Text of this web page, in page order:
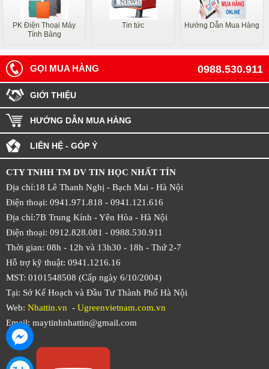
PK Điện Thoại Máy
Tính Bảng
Tin tức Hướng Dẫn Mua Hàng
0988.530.911
GỌI MUA HÀNG
GIỚI THIỆU
HƯỚNG DẪN MUA HÀNG
LIÊN HỆ - GÓP Ý
CTY TNHH TM DV TIN HỌC NHẤT TÍN
Địa chỉ:18 Lê Thanh Nghị - Bạch Mai - Hà Nội
Điện thoại: 0941.971.818 - 0941.121.616
Địa chỉ:7B Trung Kính - Yên Hòa - Hà Nội
Điện thoại: 0912.828.081 - 0988.530.911
Thời gian: 08h - 12h và 13h30 - 18h - Thứ 2-7
Hỗ trợ kỹ thuật: 0941.1216.16
MST: 0101548508 (Cấp ngày 6/10/2004)
Tại: Sở Kế Hoạch và Đầu Tư Thành Phố Hà Nội
Web: Nhattin.vn - Ugreenvietnam.com.vn
Email: maytinhnhattin@gmail.com